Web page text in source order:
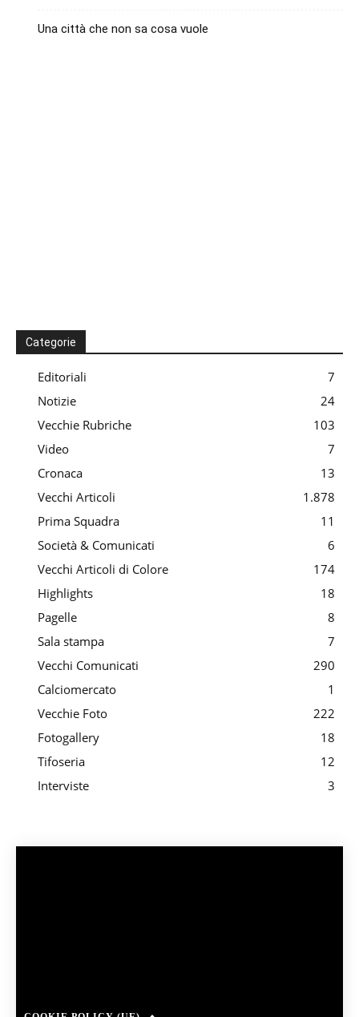
Una città che non sa cosa vuole
Categorie
Editoriali
7
Notizie
24
Vecchie Rubriche
103
Video
7
Cronaca
13
Vecchi Articoli
1.878
Prima Squadra
11
Società & Comunicati
6
Vecchi Articoli di Colore
174
Highlights
18
Pagelle
8
Sala stampa
7
Vecchi Comunicati
290
Calciomercato
1
Vecchie Foto
222
Fotogallery
18
Tifoseria
12
Interviste
3